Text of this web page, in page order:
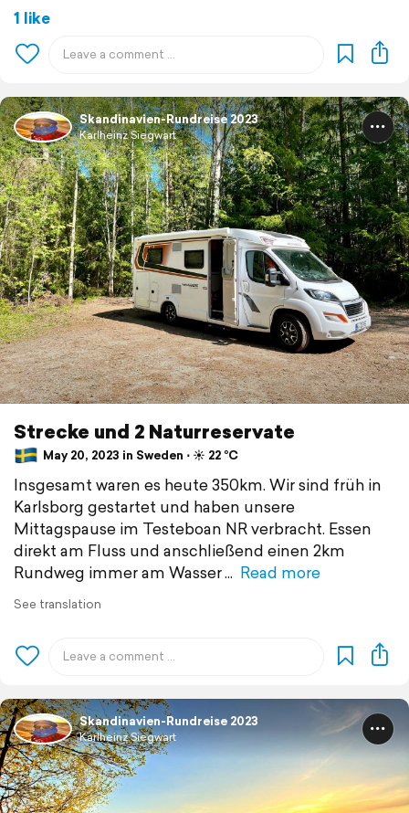
1 like
Skandinavien-Rundreise 2023
Karlheinz Siegwart
Strecke und 2 Naturreservate
May 20, 2023 in Sweden ⋅ ☀️ 22 °C
Insgesamt waren es heute 350km. Wir sind früh in
Karlsborg gestartet und haben unsere
Mittagspause im Testeboan NR verbracht. Essen
direkt am Fluss und anschließend einen 2km
Rundweg immer am Wasser
Read more
See translation
Skandinavien-Rundreise 2023
Karlheinz Siegwart